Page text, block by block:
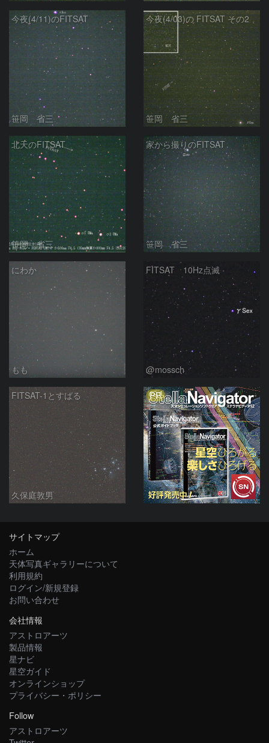
今夜(4/11)のFITSAT
笹岡 省三
今夜(4/03)の FITSAT その2
笹岡 省三
北天のFITSAT
笹岡 省三
家から撮りのFITSAT
笹岡 省三
にわか
もも
FITSAT 10Hz点滅
@mossch
FITSAT-1とすばる
久保庭敦男
PR
サイトマップ
ホーム
天体写真ギャラリーについて
利用規約
ログイン/新規登録
お問い合わせ
会社情報
アストロアーツ
製品情報
星ナビ
星空ガイド
オンラインショップ
プライバシー・ポリシー
Follow
アストロアーツ